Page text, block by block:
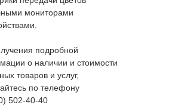
мониторами
подробной
о наличии и стоимости
товаров и услуг,
по телефону
502-40-40